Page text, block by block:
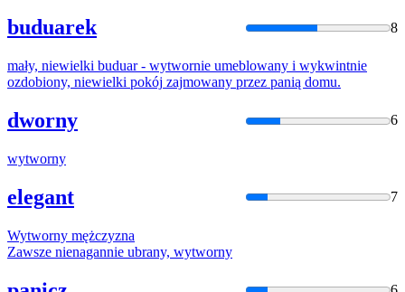
buduarek 8
mały, niewielki buduar - wytwornie umeblowany i wykwintnie
ozdobiony, niewielki pokój zajmowany przez panią domu.
dworny 6
wytworny
elegant 7
Wytworny mężczyzna
Zawsze nienagannie ubrany, wytworny